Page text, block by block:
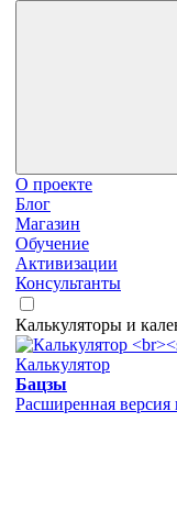
О проекте
Блог
Магазин
Обучение
Активизации
Консультанты
Калькуляторы и
Калькулятор
Бацзы
Расширенная версия